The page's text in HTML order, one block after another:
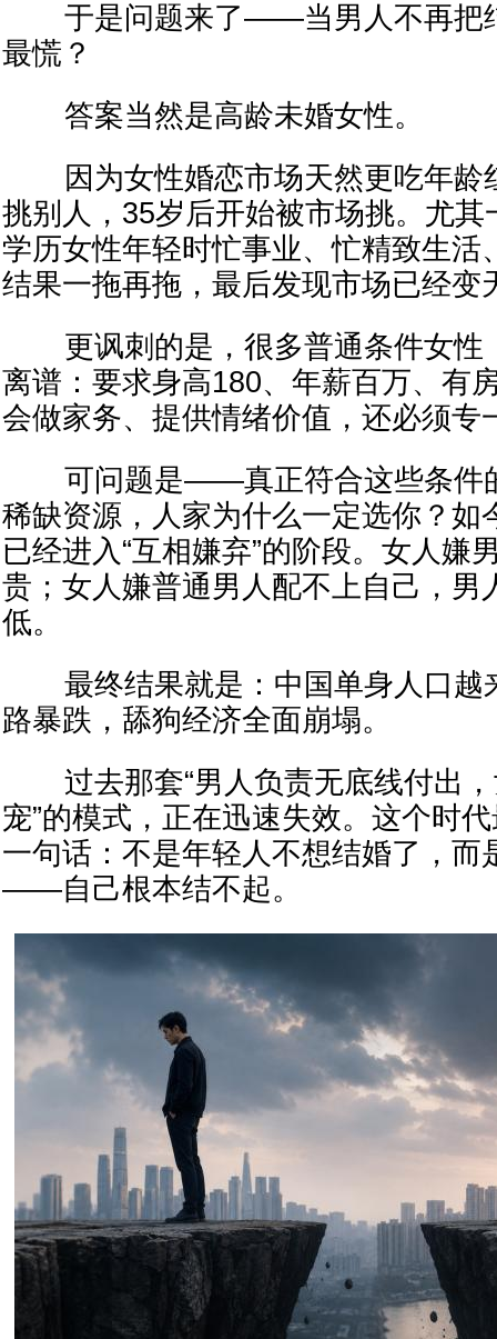
于是问题来了——当男人不再把
最慌？
答案当然是高龄未婚女性。
因为女性婚恋市场天然更吃年龄
挑别人，35岁后开始被市场挑。尤其
学历女性年轻时忙事业、忙精致生活
结果一拖再拖，最后发现市场已经变
更讽刺的是，很多普通条件女性
离谱：要求身高180、年薪百万、有
会做家务、提供情绪价值，还必须专
可问题是——真正符合这些条件
稀缺资源，人家为什么一定选你？如
已经进入“互相嫌弃”的阶段。女人嫌
贵；女人嫌普通男人配不上自己，男
低。
最终结果就是：中国单身人口越
路暴跌，舔狗经济全面崩塌。
过去那套“男人负责无底线付出，
宠”的模式，正在迅速失效。这个时
一句话：不是年轻人不想结婚了，而
——自己根本结不起。